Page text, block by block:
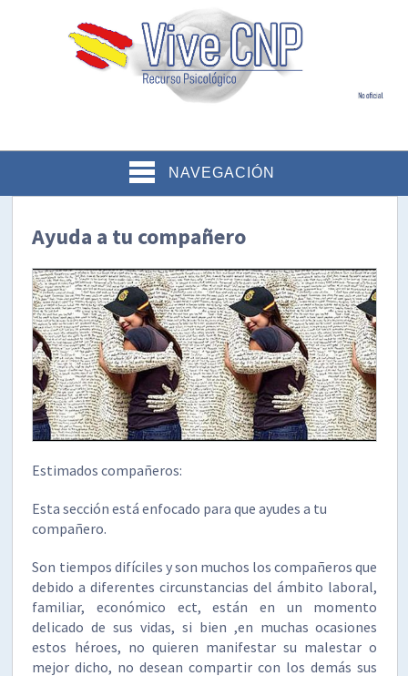
NAVEGACIÓN
Ayuda a tu compañero
Estimados compañeros:
Esta sección está enfocado para que ayudes a tu
compañero.
Son tiempos difíciles y son muchos los compañeros que
debido a diferentes circunstancias del ámbito laboral,
familiar, económico ect, están en un momento
delicado de sus vidas, si bien ,en muchas ocasiones
estos héroes, no quieren manifestar su malestar o
mejor dicho, no desean compartir con los demás sus